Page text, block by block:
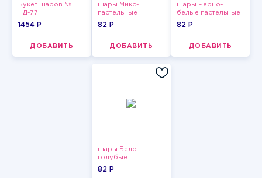
Букет шаров №
НД-77
1454 P
ДОБАВИТЬ
шары Микс-
пастельные
82 P
ДОБАВИТЬ
шары Черно-
белые пастельные
82 P
ДОБАВИТЬ
шары Бело-
голубые
пастельные
82 P